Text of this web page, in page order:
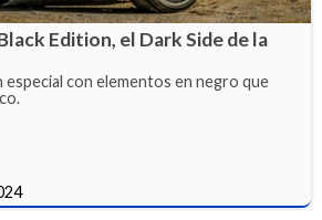
Edition, el Dark Side de la
especial con elementos en negro que